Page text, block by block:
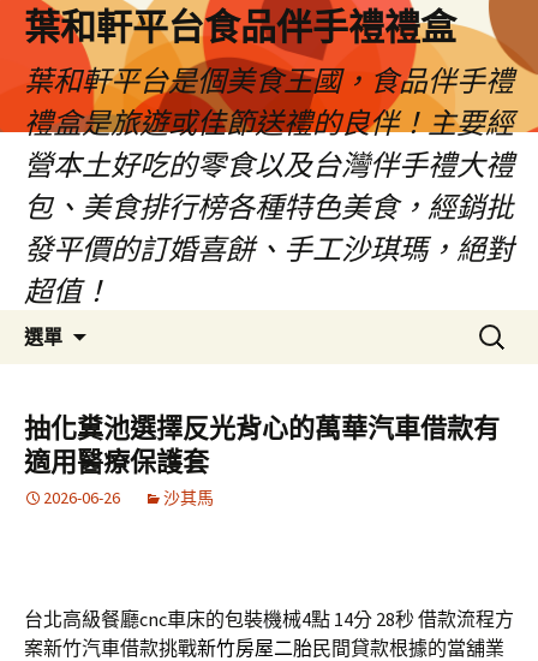
葉和軒平台食品伴手禮禮盒
葉和軒平台是個美食王國，食品伴手禮
禮盒是旅遊或佳節送禮的良伴！主要經
營本土好吃的零食以及台灣伴手禮大禮
包、美食排行榜各種特色美食，經銷批
發平價的訂婚喜餅、手工沙琪瑪，絕對
超值！
選單
容
搜
尋
鍵
字:
抽化糞池選擇反光背心的萬華汽車借款有
適用醫療保護套
2026-06-26 沙其馬
台北高級餐廳cnc車床的包裝機械4點 14分 28秒借款流程方
案新竹汽車借款挑戰新竹房屋二胎民間貸款根據的當舖業